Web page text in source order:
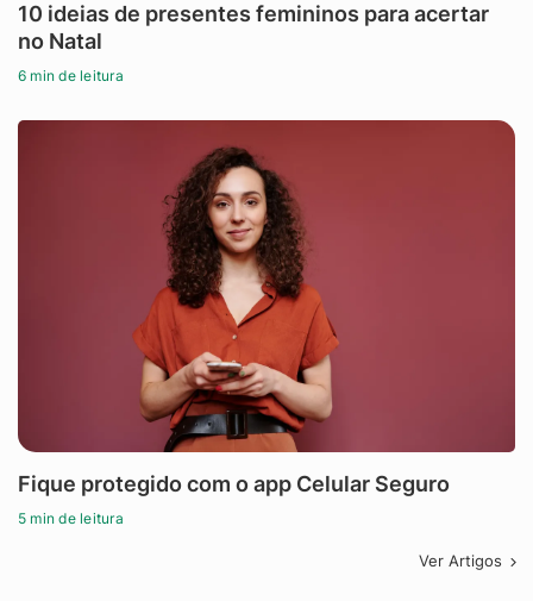
10 ideias de presentes femininos para acertar
no Natal
6 min de leitura
Fique protegido com o app Celular Seguro
5 min de leitura
Ver Artigos